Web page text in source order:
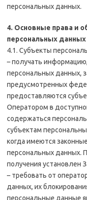
персональных данных.
4. Основные права и
персональных данных
4.1. Субъекты
– получать
персональных данных,
предусмотренных
предоставляются
Оператором в
содержаться
субъектам
когда имеются
персональных данных.
получения установлен
– требовать от
данных, их
персональные данные